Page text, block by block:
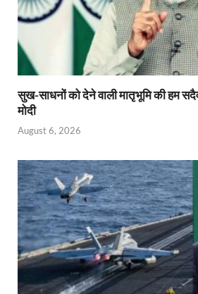
सुख-साधनों को देने वाली मातृभूमि की हम
मोदी
August 6, 2026